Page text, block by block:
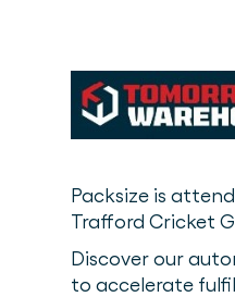
Packsize is
Trafford Cricket
Discover our
to accelerate